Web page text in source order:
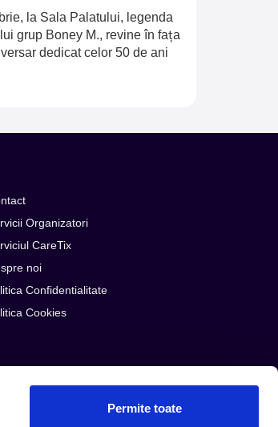
Permite toate
la Sala Palatului, legenda
grup Boney M., revine în fața
dedicat celor 50 de ani
Organizatori
CareTix
noi
Confidentialitate
Cookies